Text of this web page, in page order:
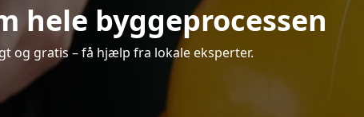
hele byggeprocessen
og gratis – få hjælp fra lokale eksperter.